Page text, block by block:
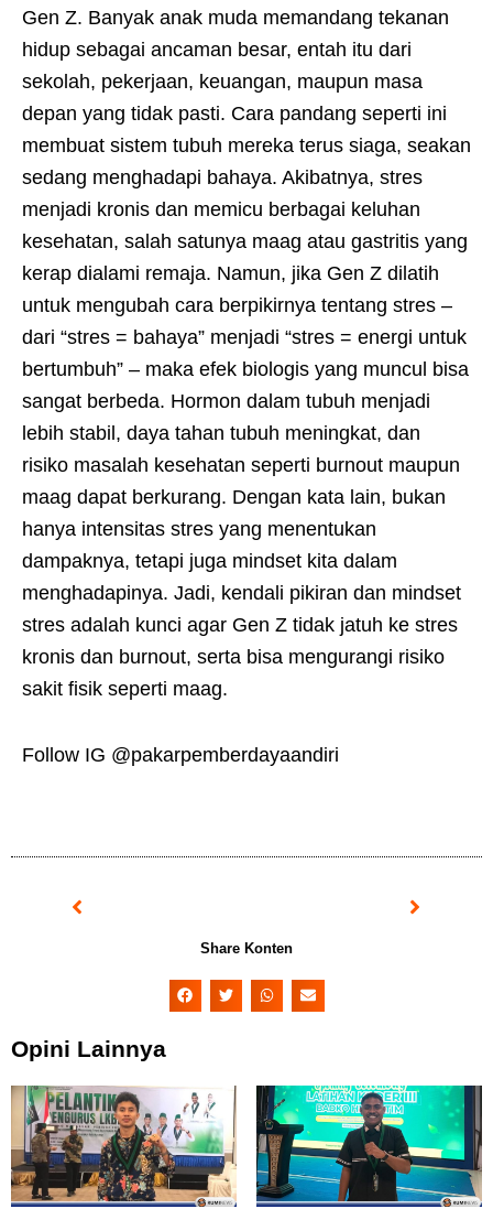
Gen Z. Banyak anak muda memandang tekanan
hidup sebagai ancaman besar, entah itu dari
sekolah, pekerjaan, keuangan, maupun masa
depan yang tidak pasti. Cara pandang seperti ini
membuat sistem tubuh mereka terus siaga, seakan
sedang menghadapi bahaya. Akibatnya, stres
menjadi kronis dan memicu berbagai keluhan
kesehatan, salah satunya maag atau gastritis yang
kerap dialami remaja. Namun, jika Gen Z dilatih
untuk mengubah cara berpikirnya tentang stres –
dari “stres = bahaya” menjadi “stres = energi untuk
bertumbuh” – maka efek biologis yang muncul bisa
sangat berbeda. Hormon dalam tubuh menjadi
lebih stabil, daya tahan tubuh meningkat, dan
risiko masalah kesehatan seperti burnout maupun
maag dapat berkurang. Dengan kata lain, bukan
hanya intensitas stres yang menentukan
dampaknya, tetapi juga mindset kita dalam
menghadapinya. Jadi, kendali pikiran dan mindset
stres adalah kunci agar Gen Z tidak jatuh ke stres
kronis dan burnout, serta bisa mengurangi risiko
sakit fisik seperti maag.
Follow IG @pakarpemberdayaandiri
Prev Next
Share Konten
Opini Lainnya